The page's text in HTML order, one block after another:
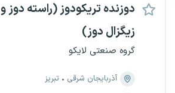
دوزنده تریکودوز (راسته دوز و
زیگزال دوز)
گروه صنعتی لایکو
آذربایجان شرقی
تبریز